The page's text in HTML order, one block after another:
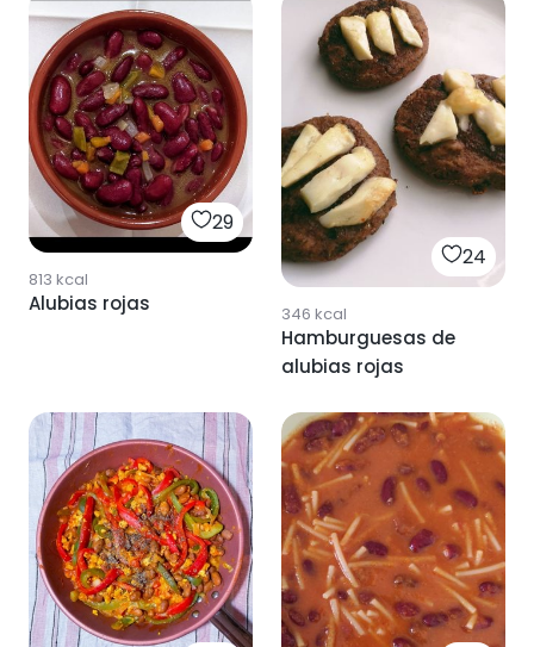
29
813 kcal
Alubias rojas
24
346 kcal
Hamburguesas de
alubias rojas